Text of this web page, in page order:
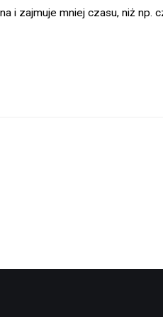
i zajmuje mniej czasu, niż np.